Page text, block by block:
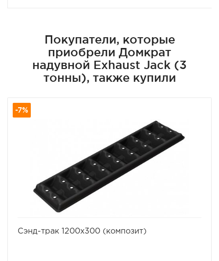
Покупатели, которые
приобрели Домкрат
надувной Exhaust Jack (3
тонны), также купили
-7%
Сэнд-трак 1200x300 (композит)